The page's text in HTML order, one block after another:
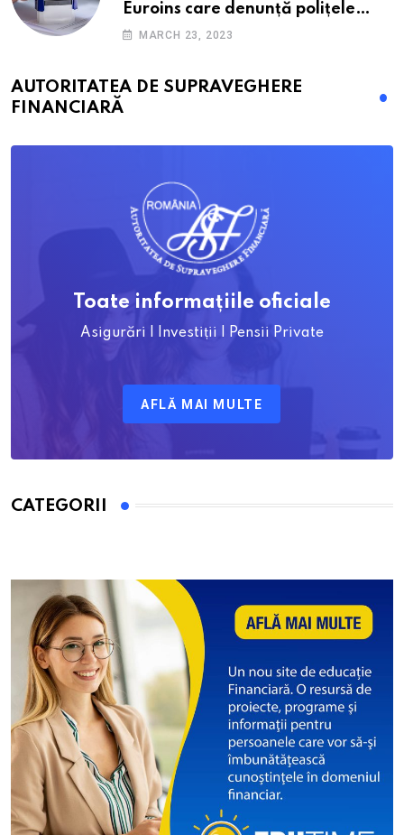
Euroins care denunță polițele
RCA? Toți pașii și toate termenele
MARCH 23, 2023
AUTORITATEA DE SUPRAVEGHERE
FINANCIARĂ
Toate informațiile oficiale
Asigurări | Investiții | Pensii Private
AFLĂ MAI MULTE
CATEGORII